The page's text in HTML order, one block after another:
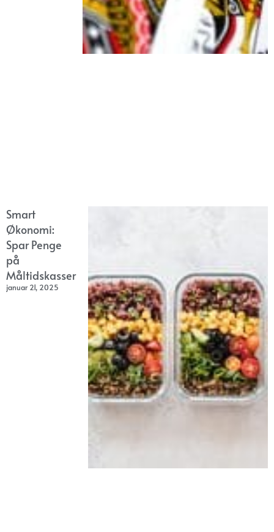
Smart
Økonomi:
Spar Penge
på
Måltidskasser
januar 21, 2025